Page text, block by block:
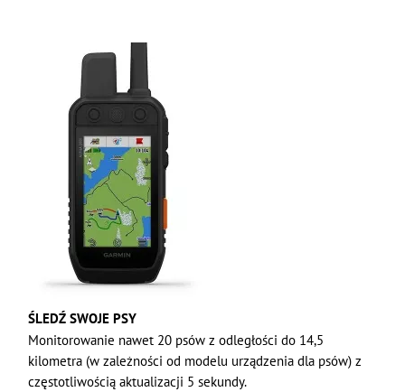
ŚLEDŹ SWOJE PSY
Monitorowanie nawet 20 psów z odległości do 14,5
kilometra (w zależności od modelu urządzenia dla psów) z
częstotliwością aktualizacji 5 sekundy.